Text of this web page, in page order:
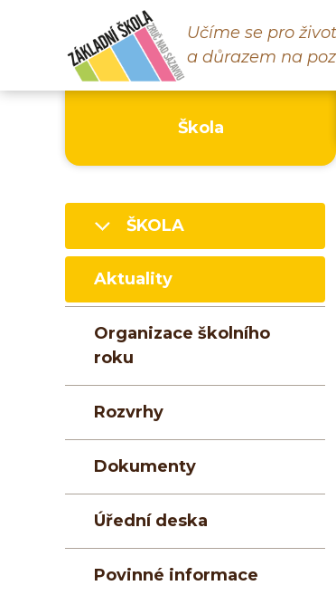
Učíme se pro
a důrazem na
Škola
ŠKOLA
Aktuality
Organizace školního
roku
Rozvrhy
Dokumenty
Úřední deska
Povinné informace